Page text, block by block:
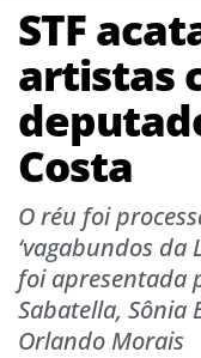
STF
artistas
Costa
O réu foi
‘vagabundos da
foi apresentada
Sabatella, Sônia
Orlando Morais